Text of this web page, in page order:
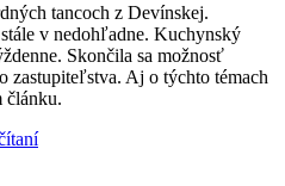
tancoch z Devínskej.
v nedohľadne. Kuchynský
Skončila sa možnosť
zastupiteľstva. Aj o týchto témach
článku.
„Devínska